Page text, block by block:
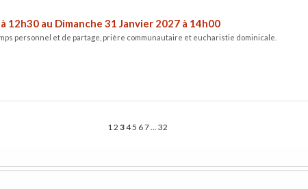
12h30 au Dimanche 31 Janvier 2027 à 14h00
personnel et de partage, prière communautaire et eucharistie dominicale.
1 2 345 67 32